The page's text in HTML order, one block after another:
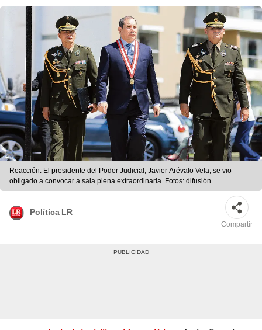
Reacción. El presidente del Poder Judicial, Javier Arévalo Vela, se vio
obligado a convocar a sala plena extraordinaria. Fotos: difusión
Política LR
Compartir